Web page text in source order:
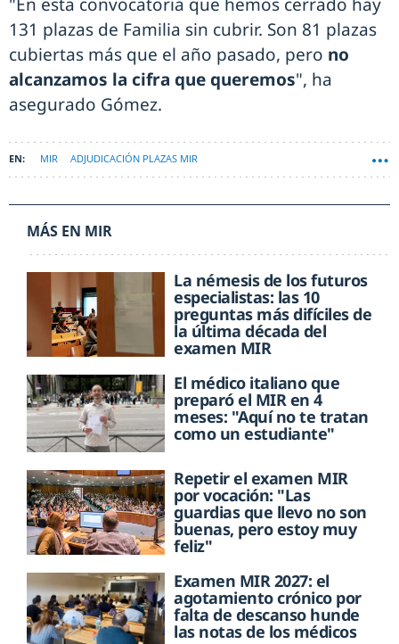
131 plazas de Familia sin cubrir. Son 81 plazas
cubiertas más que el año pasado, pero no
alcanzamos la cifra que queremos", ha
asegurado Gómez.
MIR ADJUDICACIÓN PLAZAS MIR
MÁS EN MIR
La némesis de los futuros
especialistas: las 10
preguntas más difíciles de
la última década del
examen MIR
El médico italiano que
preparó el MIR en 4
meses: "Aquí no te tratan
como un estudiante"
Repetir el examen MIR
por vocación: "Las
guardias que llevo no son
buenas, pero estoy muy
feliz"
Examen MIR 2027: el
agotamiento crónico por
falta de descanso hunde
las notas de los médicos